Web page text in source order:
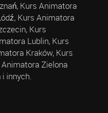
Kurs Animatora
Kurs Animatora
Kurs
Lublin, Kurs
Kraków, Kurs
Zielona
innych.